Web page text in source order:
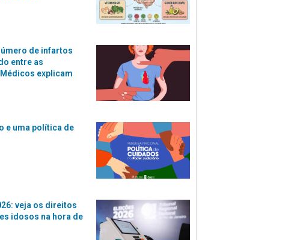
de infartos
entre as
explicam
e uma política de
veja os direitos
idosos na hora de